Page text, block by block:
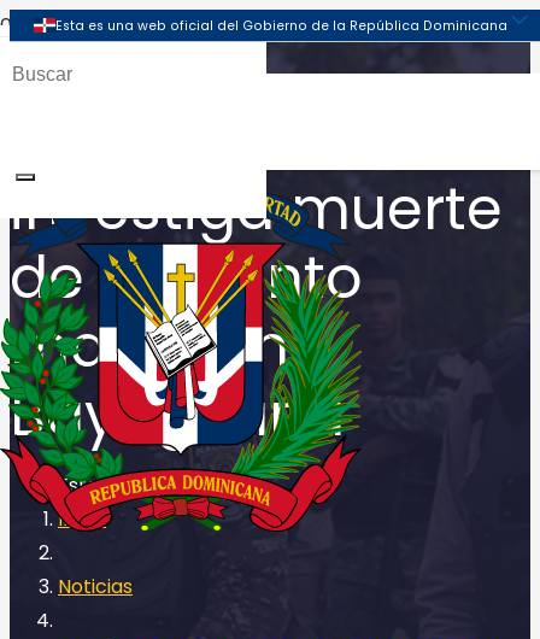
investiga muerte
de sargento
mayor en
Bayaguana
Inicio
Noticias